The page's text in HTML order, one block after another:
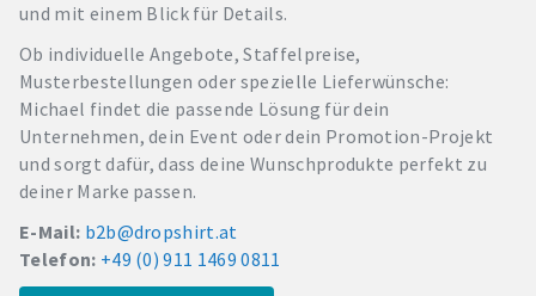
und mit einem Blick für Details.
Ob individuelle Angebote, Staffelpreise,
Musterbestellungen oder spezielle Lieferwünsche:
Michael findet die passende Lösung für dein
Unternehmen, dein Event oder dein Promotion-Projekt
und sorgt dafür, dass deine Wunschprodukte perfekt zu
deiner Marke passen.
E-Mail: b2b@dropshirt.at
Telefon: +49 (0) 911 1469 0811